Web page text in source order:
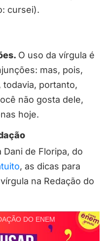
cursei).
O uso da vírgula é
mas, pois,
portanto,
não gosta dele,
hoje.
de Floripa, do
, as dicas para
na Redação do
DO ENEM